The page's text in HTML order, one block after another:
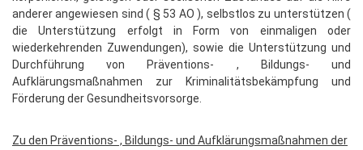
anderer angewiesen sind ( § 53 AO ), selbstlos zu unterstützen (
die Unterstützung erfolgt in Form von einmaligen oder
wiederkehrenden Zuwendungen), sowie die Unterstützung und
Durchführung von Präventions- , Bildungs- und
Aufklärungsmaßnahmen zur Kriminalitätsbekämpfung und
Förderung der Gesundheitsvorsorge.
Zu den Präventions- , Bildungs- und Aufklärungsmaßnahmen der